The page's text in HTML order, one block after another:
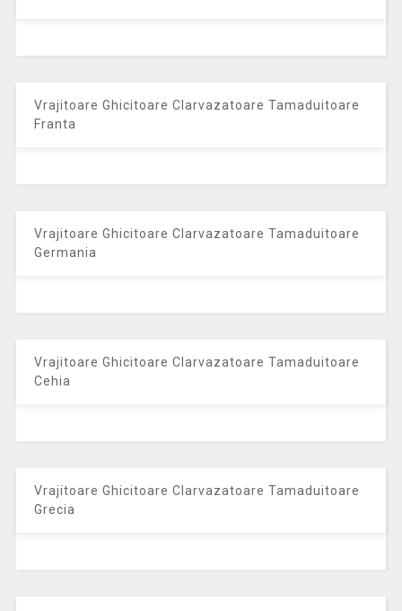
Vrajitoare Ghicitoare Clarvazatoare Tamaduitoare
Franta
Vrajitoare Ghicitoare Clarvazatoare Tamaduitoare
Germania
Vrajitoare Ghicitoare Clarvazatoare Tamaduitoare
Cehia
Vrajitoare Ghicitoare Clarvazatoare Tamaduitoare
Grecia